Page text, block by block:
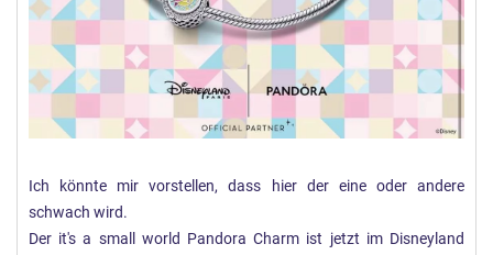
Ich könnte mir vorstellen, dass hier der eine oder andere
schwach wird.
Der it's a small world Pandora Charm ist jetzt im Disneyland